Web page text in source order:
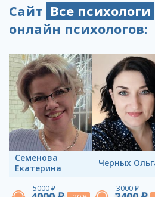
Сайт Все психологи
онлайн психологов:
Семенова
Екатерина
5000 ₽
Черных
3000 ₽